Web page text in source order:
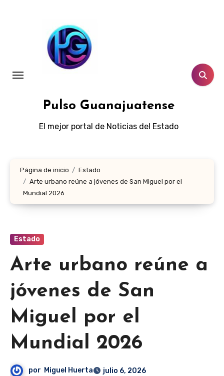
Pulso Guanajuatense
El mejor portal de Noticias del Estado
Página de inicio
Estado
Arte urbano reúne a jóvenes de San Miguel por el
Mundial 2026
Estado
Arte urbano reúne a
jóvenes de San
Miguel por el
Mundial 2026
por Miguel Huerta julio 6, 2026